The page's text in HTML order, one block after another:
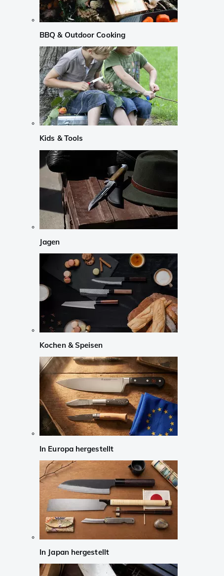
BBQ & Outdoor Cooking
Kids & Tools
Jagen
Kochen & Speisen
In Europa hergestellt
In Japan hergestellt